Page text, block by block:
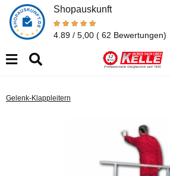
Shopauskunft
4.89 / 5,00 ( 62 Bewertungen)
Gelenk-Klappleitern